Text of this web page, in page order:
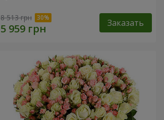
8 513 грн Заказать